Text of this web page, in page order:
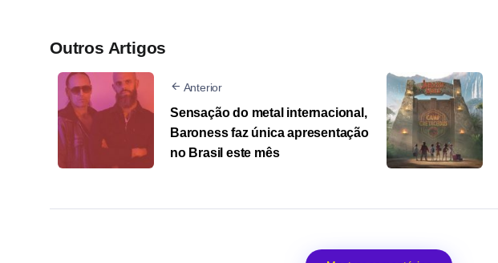
Outros Artigos
Anterior
Sensação do metal internacional,
Baroness faz única apresentação
no Brasil este mês